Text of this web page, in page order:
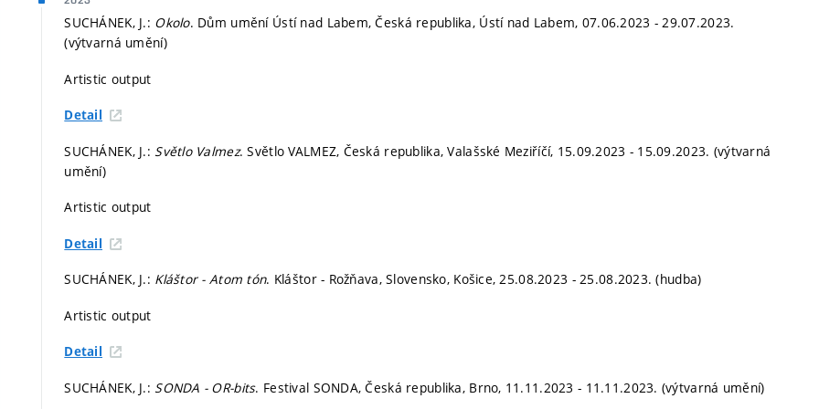
SUCHÁNEK, J.: Okolo. Dům umění Ústí nad Labem, Česká republika, Ústí nad Labem, 07.06.2023 - 29.07.2023.
(výtvarná umění)
Artistic output
Detail
SUCHÁNEK, J.: Světlo Valmez. Světlo VALMEZ, Česká republika, Valašské Meziříčí, 15.09.2023 - 15.09.2023. (výtvarná
umění)
Artistic output
Detail
SUCHÁNEK, J.: Kláštor - Atom tón. Kláštor - Rožňava, Slovensko, Košice, 25.08.2023 - 25.08.2023. (hudba)
Artistic output
Detail
SUCHÁNEK, J.: SONDA - OR-bits. Festival SONDA, Česká republika, Brno, 11.11.2023 - 11.11.2023. (výtvarná umění)